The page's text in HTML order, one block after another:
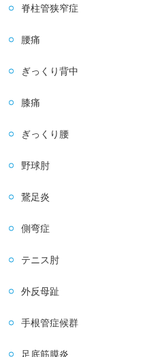
脊柱管狭窄症
腰痛
ぎっくり背中
膝痛
ぎっくり腰
野球肘
鵞足炎
側弯症
テニス肘
外反母趾
手根管症候群
足底筋膜炎